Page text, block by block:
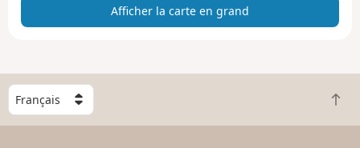
c
r
Afficher la carte en grand
C
h
o
R
e